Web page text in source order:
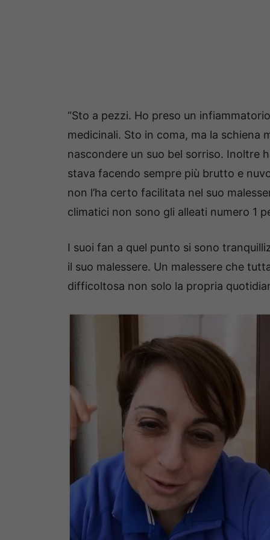
“Sto a pezzi. Ho preso un
medicinali. Sto in coma, ma la schiena
nascondere un suo bel sorriso. Inoltre
stava facendo sempre più brutto e
non l’ha certo facilitata nel suo
climatici non sono gli alleati numero 1
I suoi fan a quel punto si sono
il suo malessere. Un malessere che
difficoltosa non solo la propria